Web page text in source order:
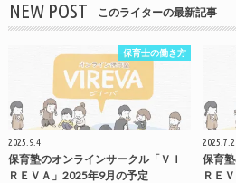
NEW POST このライターの最新記事
保育士の働き方
2025.9.4
保育塾のオンラインサークル「ＶＩ
ＲＥＶＡ」2025年9月の予定
2025.7.2
保育
ＲＥ